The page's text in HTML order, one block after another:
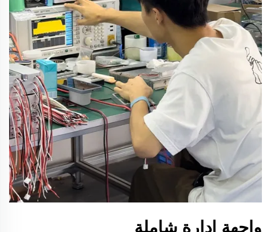
واجهة إدارة شاملة